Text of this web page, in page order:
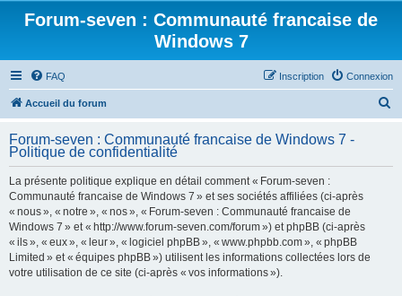
Forum-seven : Communauté francaise de
Windows 7
FAQ Connexion
Inscription
Accueil du forum
h
Forum-seven : Communauté francaise de Windows 7 -
Politique de confidentialité
La présente politique explique en détail comment « Forum-seven :
Communauté francaise de Windows 7 » et ses sociétés affiliées (ci-après
« nous », « notre », « nos », « Forum-seven : Communauté francaise de
Windows 7 » et « http://www.forum-seven.com/forum ») et phpBB (ci-après
« ils », « eux », « leur », « logiciel phpBB », « www.phpbb.com », « phpBB
Limited » et « équipes phpBB ») utilisent les informations collectées lors de
votre utilisation de ce site (ci-après « vos informations »).